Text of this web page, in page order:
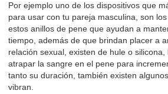
Por ejemplo uno de los dispositivos que
para usar con tu pareja masculina, son
estos anillos de pene que ayudan a
tiempo, además de que brindan placer a
relación sexual, existen de hule o
atrapar la sangre en el pene para
tanto su duración, también existen
vibran.